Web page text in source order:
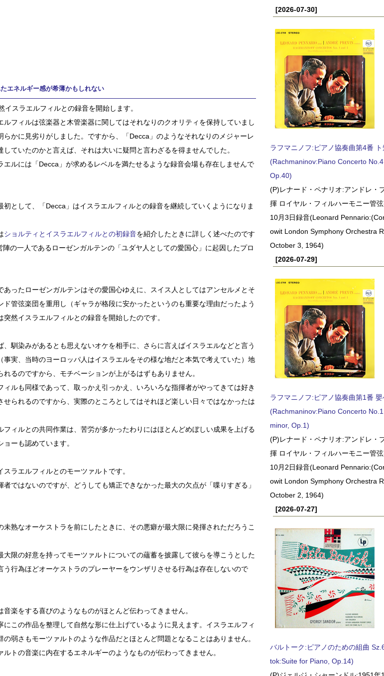
エネルギー感が希薄かもしれない
イスラエルフィルとの録音を開始します。
ルフィルは弦楽器と木管楽器に関してはそれなりのクオリティを保持していまし
らかに見劣りがしました。ですから、「Decca」のようなそれなりのメジャーレ
ていたのかと言えば、それは大いに疑問と言わざるを得ませんでした。
エルには「Decca」が求めるレベルを満たせるような録音会場も存在しませんで
初として、「Decca」はイスラエルフィルとの録音を継続していくようになりま
ショルティとイスラエルフィルとの初録音を紹介したときに詳しく述べたのです
の一人であるローゼンガルテンの「ユダヤ人としての愛国心」に起因したプロ
あったローゼンガルテンはその愛国心ゆえに、スイス人としてはアンセルメとそ
ド管弦楽団を重用し（ギャラが格段に安かったというのも重要な理由だったよう
然イスラエルフィルとの録音を開始したのです。
、馴染みがあるとも思えないオケを相手に、さらに言えばイスラエルなどと言う
事実、当時のヨーロッパ人はイスラエルをその様な地だと本気で考えていた）地
るのですから、モチベーションが上がるはずもありません。
ィルも同様であって、取っかえ引っかえ、いろいろな指揮者がやってきては好き
せられるのですから、実際のところとしてはそれほど楽しい日々ではなかったは
フィルとの共同作業は、苦労が多かったわりにはほとんどめぼしい成果を上げる
ーも認めています。
ラエルフィルとのモーツァルトです。
ではないのですが、どうしても矯正できなかった最大の欠点が「喋りすぎる」
未熟なオーケストラを前にしたときに、その悪癖が最大限に発揮されただろうこ
大限の好意を持ってモーツァルトについての蘊蓄を披露して彼らを導こうとした
う行為ほどオーケストラのプレーヤーをウンザリさせる行為は存在しないので
楽をする喜びのようなものがほとんど伝わってきません。
にこの作品を整理して自然な形に仕上げているように見えます。イスラエルフィ
の弱さもモーツァルトのような作品だとほとんど問題となることはありません。
ルトの音楽に内在するエネルギーのようなものが伝わってきません。
[2026-07-30]
ラフマニノフ:ピアノ協奏曲第4番
(Rachmaninov:Piano Concerto
Op.40)
(P)レナード・ペナリオ:アンドレ・
揮 ロイヤル・フィルハーモニー管
10月3日録音(Leonard
owit London Symphony Orchestra
October 3, 1964)
[2026-07-29]
ラフマニノフ:ピアノ協奏曲第1番
(Rachmaninov:Piano Concerto
minor, Op.1)
(P)レナード・ペナリオ:アンドレ・
揮 ロイヤル・フィルハーモニー管
10月2日録音(Leonard
owit London Symphony Orchestra
October 2, 1964)
[2026-07-27]
バルトーク:ピアノのための組曲
tok:Suite for Piano, Op.14)